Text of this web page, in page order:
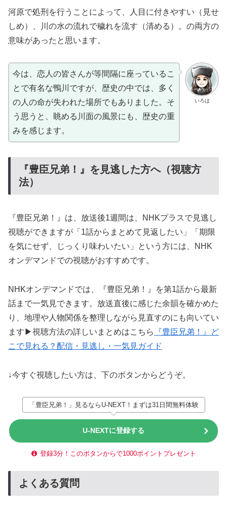
河原で処刑を行うことによって、人目に付きやすい（見せ
しめ）、川の水の流れで穢れを流す（清める）。の両方の
意味があったと思います。
いろは
今は、恋人の皆さんが等間隔に座っているこ
とで有名な鴨川ですが、歴史の中では、多く
の人の命が失われた場所でもありました。そ
う思うと、眺める川面の風景にも、歴史の重
みを感じます。
『豊臣兄弟！』を見逃した方へ（視聴方
法）
『豊臣兄弟！』は、放送後1週間は、NHKプラスで見逃し
視聴ができますが「1話からまとめて見返したい」「期限
を気にせず、じっくり味わいたい」という方には、NHK
オンデマンドでの視聴がおすすめです。
NHKオンデマンドでは、『豊臣兄弟！』を第1話から最新
話まで一気見できます。放送直後に感じた余韻を確かめた
り、地理や人物関係を整理しながら見直すのにも向いてい
ます▶視聴方法の詳しいまとめはこちら
『豊臣兄弟！』ど
こで見れる？配信・見逃し・一気見ガイド
↓今すぐ視聴したい方は、下のボタンからどうぞ。
「豊臣兄弟！」見るならU-NEXT！まずは31日間無料体験
U-NEXTに登録する
登録3分！このボタンからで1000ポイントプレゼント
よくある質問